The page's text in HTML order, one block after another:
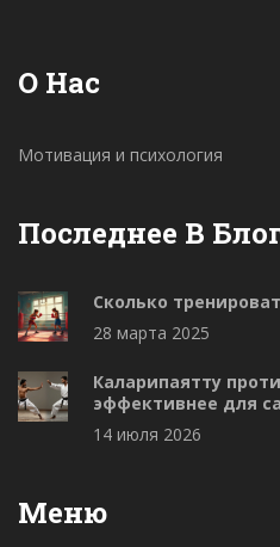
О Нас
Мотивация и психология
Последнее В
Сколько
28 марта 2025
Каларипаятту
эффективнее для
14 июля 2026
Меню